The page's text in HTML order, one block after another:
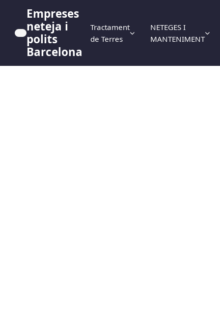
Empreses
neteja i
polits
Barcelona
Tractament
de Terres
NETEGES I
MANTENIMENT